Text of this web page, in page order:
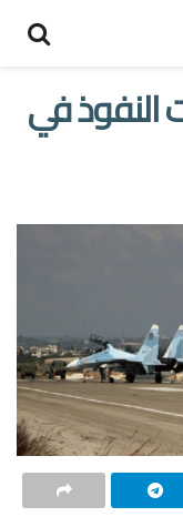
النفوذ في